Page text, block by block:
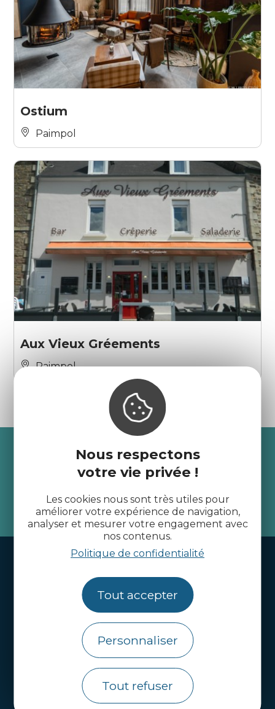
Nous respectons
votre vie privée !
Les cookies nous sont très utiles pour
améliorer votre expérience de navigation,
analyser et mesurer votre engagement avec
nos contenus.
Politique de confidentialité
Tout accepter
Personnaliser
Tout refuser
Ostium
Paimpol
Aux Vieux Gréements
Paimpol
Recevez l’actualité des
Côtes d’Armor
je m'abonne
Handi-tourisme
Webcams
Brochures
Côtes d’Armor Destination
Agence de Développement Touristique et
d’Attractivité des Côtes d’Armor.